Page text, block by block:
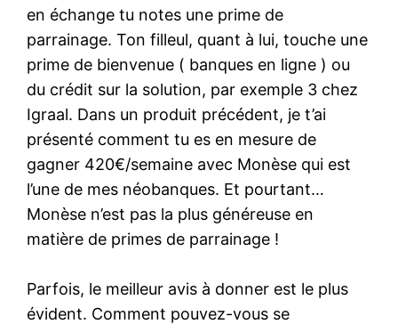
en échange tu notes une prime de
parrainage. Ton filleul, quant à lui, touche une
prime de bienvenue ( banques en ligne ) ou
du crédit sur la solution, par exemple 3 chez
Igraal. Dans un produit précédent, je t’ai
présenté comment tu es en mesure de
gagner 420€/semaine avec Monèse qui est
l’une de mes néobanques. Et pourtant…
Monèse n’est pas la plus généreuse en
matière de primes de parrainage !
Parfois, le meilleur avis à donner est le plus
évident. Comment pouvez-vous se